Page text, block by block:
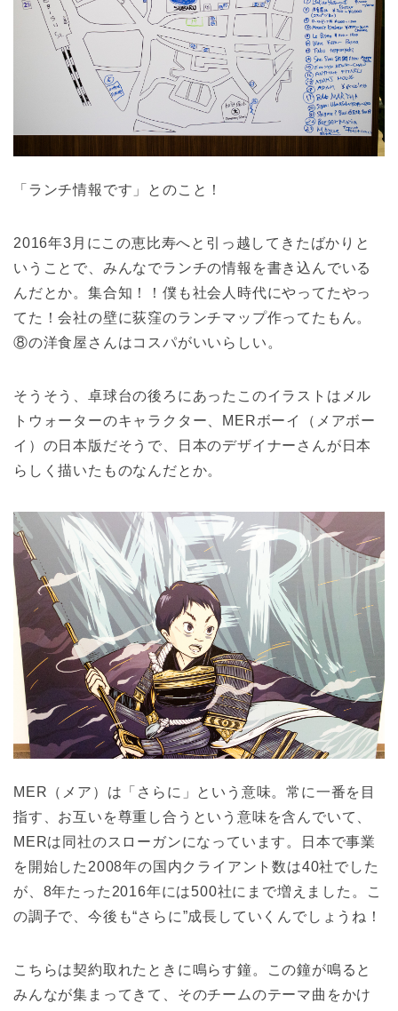
「ランチ情報です」とのこと！
2016年3月にこの恵比寿へと引っ越してきたばかりと
いうことで、みんなでランチの情報を書き込んでいる
んだとか。集合知！！僕も社会人時代にやってたやっ
てた！会社の壁に荻窪のランチマップ作ってたもん。
⑧の洋食屋さんはコスパがいいらしい。
そうそう、卓球台の後ろにあったこのイラストはメル
トウォーターのキャラクター、MERボーイ（メアボー
イ）の日本版だそうで、日本のデザイナーさんが日本
らしく描いたものなんだとか。
MER（メア）は「さらに」という意味。常に一番を目
指す、お互いを尊重し合うという意味を含んでいて、
MERは同社のスローガンになっています。日本で事業
を開始した2008年の国内クライアント数は40社でした
が、8年たった2016年には500社にまで増えました。こ
の調子で、今後も“さらに”成長していくんでしょうね！
こちらは契約取れたときに鳴らす鐘。この鐘が鳴ると
みんなが集まってきて、そのチームのテーマ曲をかけ